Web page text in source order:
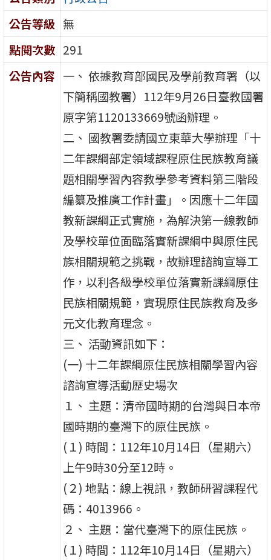
公告等級 無
點閱次數 291
公告內容 一、 依據教育部國民及學前教育署（以
下簡稱國教署）112年9月26日臺教國署
原字第1120133669號函辦理。
二、 國教署委請國立東華大學辦理「十
二年課綱部定領域課程原住民族教育議
題相關學習內容教學參考資料第三階段
編纂及推廣工作計畫」。因應十二年國
教新課綱正式實施，為解決第一線教師
及學校單位面臨落實新課綱中與原住民
族相關規範之挑戰，故辦理諮詢宣導工
作，以利各級學校單位落實新課綱原住
民族相關規範，實現原住民族教育及多
元文化教育理念。
三、 活動資訊如下：
(一) 十二年課綱原住民族相關學習內容
諮詢宣導活動歷史場次
１、 主題：清帝國時期的台灣與日本帝
國時期的臺灣下的原住民族。
(１) 時間：112年10月14日（星期六）
上午9時30分至12時。
(２) 地點：線上視訊，教師研習課程代
碼：4013966。
２、 主題：當代臺灣下的原住民族。
(１) 時間：112年10月14日（星期六）